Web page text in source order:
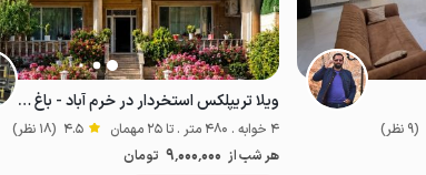
(9 نظر)
ویلا تریپلکس استخردار در خرم آباد - باغ دایی
4 خوابه . 480 متر . تا 25 مهمان 4.5 (18 نظر)
هر شب از 9٬000٬000 تومان